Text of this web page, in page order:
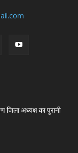
जिला अध्यक्ष का पुरानी